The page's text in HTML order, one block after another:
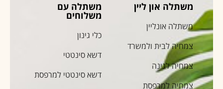
משתלה און ליין
משתלה אונליין
צמחיה לבית ולמשרד
צמחיה לגינה
צמחיה למרפסת
משתלה עם
משלוחים
כלי גינון
דשא סינטטי
דשא סינטטי למרפסת